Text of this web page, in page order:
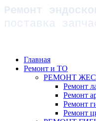
Ремонт
поставка
Главная
Ремонт и ТО
РЕМОНТ
Ремонт
Ремонт
Ремонт
Ремонт